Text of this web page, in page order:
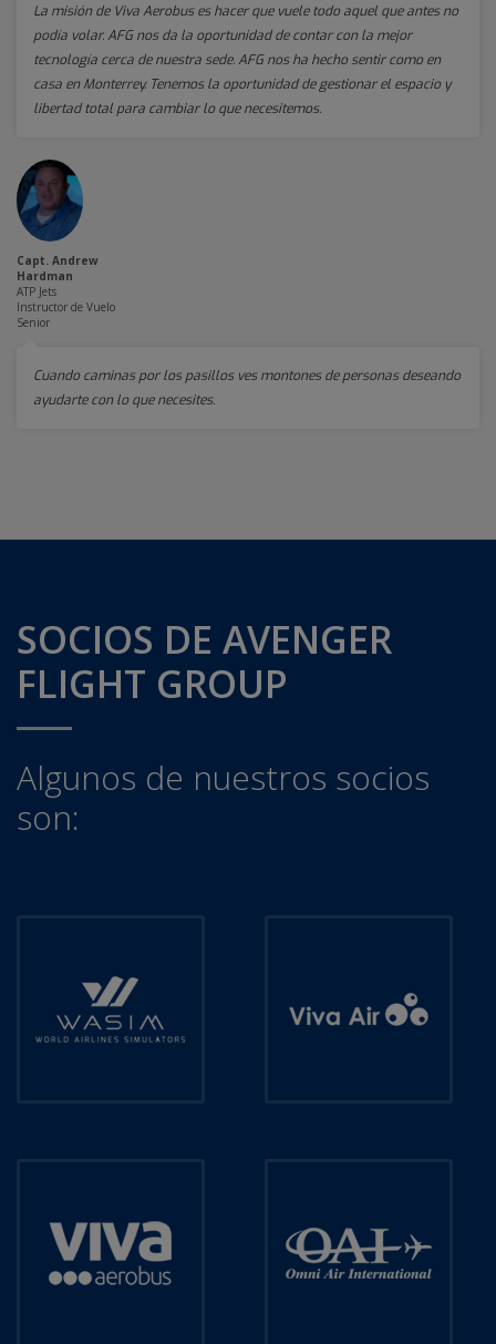
La misión de Viva Aerobus es hacer que vuele todo aquel que antes no
podía volar. AFG nos da la oportunidad de contar con la mejor
tecnología cerca de nuestra sede. AFG nos ha hecho sentir como en
casa en Monterrey. Tenemos la oportunidad de gestionar el espacio y
libertad total para cambiar lo que necesitemos.
Capt. Andrew
Hardman
ATP Jets
Instructor de Vuelo
Senior
Cuando caminas por los pasillos ves montones de personas deseando
ayudarte con lo que necesites.
SOCIOS DE AVENGER
FLIGHT GROUP
Algunos de nuestros socios
son: